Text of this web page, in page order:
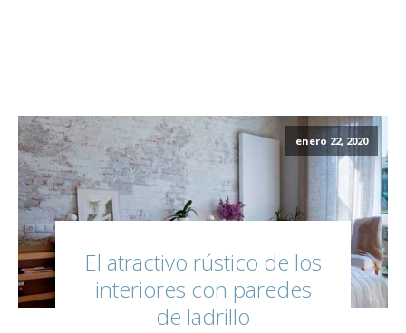
enero 22, 2020
El atractivo rústico de los
interiores con paredes
de ladrillo